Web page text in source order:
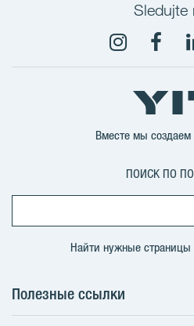
Sledujte
Вместе мы
ПОИСК ПО
Найти нужные страницы
Полезные ссылки